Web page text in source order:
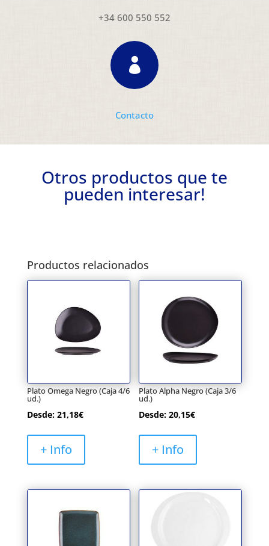
+34 600 550 552

Contacto
Otros productos que te
pueden interesar!
Productos relacionados
Plato Omega Negro (Caja 4/6
ud.)
Desde: 21,18€
+ Info
Plato Alpha Negro (Caja 3/6
ud.)
Desde:20,15€
+ Info